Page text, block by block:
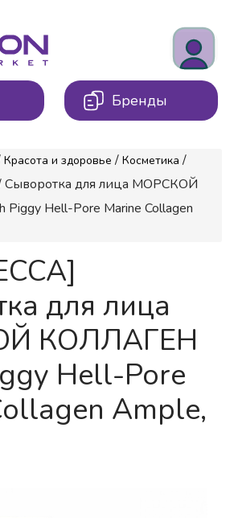
Бренды
Красота и здоровье / Косметика /
Сыворотка для лица МОРСКОЙ
Hell-Pore Marine Collagen
для лица
КОЛЛАГЕН
Hell-Pore
Ample,